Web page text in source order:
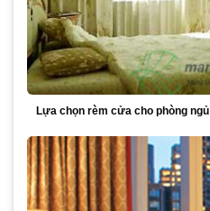
Lựa chọn rèm cửa cho phòng ngủ